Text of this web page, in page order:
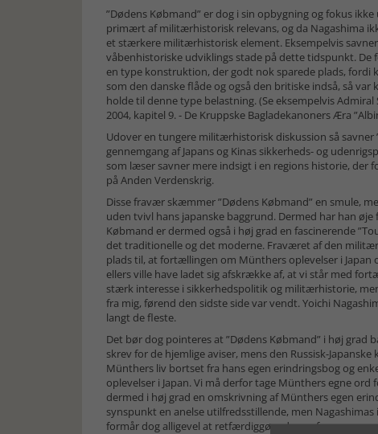
”Dødens Købmand” er dog i sin opbygning og fokus
primært af militærhistorisk relevans, og da Nagashima
et stærkere militærhistorisk element. Eksempelvis
våbenhistoriske udviklings stade på dette tidspunkt.
en type konstruktion, der godt nok sparede plads,
som den danske flåde og også den britiske indså, så
holde til denne type belastning. (Se eksempelvis Admiral
2004, kapitel 9. - De Kruppske Bagladekanoners Æra
Udover en tungere militærhistorisk diskussion så
gennemgang af Japans og Kinas sikkerheds- og
som læser savner mere indsigt i en regions historie,
på Anden Verdenskrig.
Disse fravær skæmmer ”Dødens Købmand” en smule,
uden tvivl hans japanske baggrund. Dermed har han
Købmand er dermed også i høj grad en fascinerende
det traditionelle og det moderne. Fraværet af den
plads til, at fortællingen om Münthers oplevelser i Japan
ellers ville have ladet sig afskrække af, at vi står med
stærk interesse i sikkerhedspolitik og militærhistorie,
fra mig, førend den sidste side var vendt. Yoichi
langt de fleste.
Det bør dog pointeres at ”Dødens Købmand” i høj grad
skrev for de hjemlige aviser, mens den Russisk-
Münthers liv bortset fra hans egen erindringsbog og
oplevelser i Japan. Vi må derfor tage Münthers egne
dermed i høj grad en omskrivning af Münthers egen
synspunkt en anelse utilfredsstillende, men
formår dog alligevel at retfærdiggøre denne